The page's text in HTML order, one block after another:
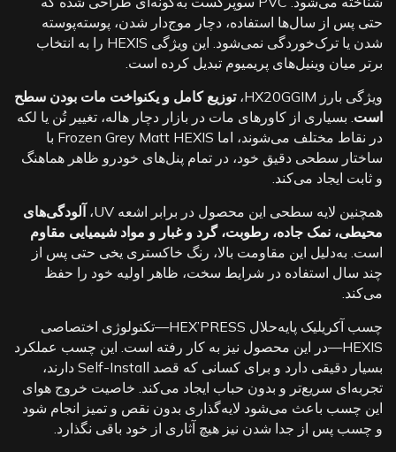
حتی پس از سال‌ها استفاده، دچار موج‌دار شدن، پوسته‌پوسته
شدن یا ترک‌خوردگی نمی‌شود. این ویژگی HEXIS را به انتخاب
برتر میان وینیل‌های پریمیوم تبدیل کرده است.
ویژگی بارز HX20GGIM،
توزیع کامل و یکنواخت مات بودن سطح
است. بسیاری از کاورهای مات در بازار دچار هاله، تغییر تُن یا لکه
در نقاط مختلف می‌شوند، اما Frozen Grey Matt HEXIS با
ساختار سطحی دقیق خود، در تمام پنل‌های خودرو ظاهر هماهنگ
و ثابت ایجاد می‌کند.
همچنین لایه سطحی این محصول در برابر اشعه UV،
آلودگی‌های
محیطی، نمک جاده، رطوبت، گرد و غبار و مواد شیمیایی مقاوم
است. به‌دلیل این مقاومت بالا، رنگ خاکستری یخی حتی پس از
چند سال استفاده در شرایط سخت، ظاهر اولیه خود را حفظ
می‌کند.
چسب آکریلیک پایه‌حلال HEX’PRESS—تکنولوژی اختصاصی
HEXIS—در این محصول نیز به کار رفته است. این چسب عملکرد
بسیار دقیقی دارد و برای کسانی که قصد Self-Install دارند،
تجربه‌ای سریع‌تر و بدون حباب ایجاد می‌کند. خاصیت خروج هوای
این چسب باعث می‌شود لایه‌گذاری بدون نقص و تمیز انجام شود
و چسب پس از جدا شدن نیز هیچ آثاری از خود باقی نگذارد.